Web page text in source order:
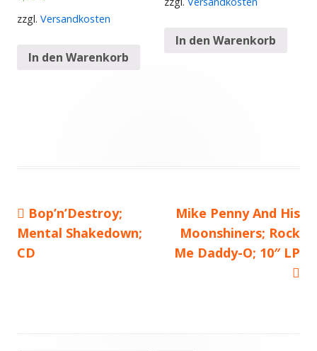
zzgl. Versandkosten
In den Warenkorb
In den Warenkorb
Beitragsnavigation
Vorheriger
Beitrag:
Bop’n’Destroy;
Mental Shakedown;
CD
Nächster
Beitrag
Mike Penny And His
Moonshiners; Rock
Me Daddy-O; 10″ LP